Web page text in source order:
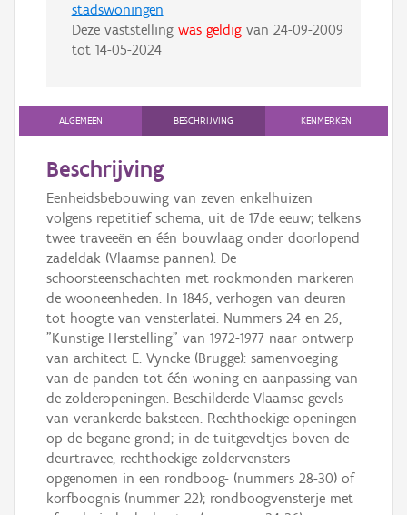
stadswoningen
Deze vaststelling was geldigvan 24-09-2009
tot 14-05-2024
ALGEMEEN BESCHRIJVING KENMERKEN
Beschrijving
Eenheidsbebouwing van zeven enkelhuizen
volgens repetitief schema, uit de 17de eeuw; telkens
twee traveeën en één bouwlaag onder doorlopend
zadeldak (Vlaamse pannen). De
schoorsteenschachten met rookmonden markeren
de wooneenheden. In 1846, verhogen van deuren
tot hoogte van vensterlatei. Nummers 24 en 26,
"Kunstige Herstelling" van 1972-1977 naar ontwerp
van architect E. Vyncke (Brugge): samenvoeging
van de panden tot één woning en aanpassing van
de zolderopeningen. Beschilderde Vlaamse gevels
van verankerde baksteen. Rechthoekige openingen
op de begane grond; in de tuitgeveltjes boven de
deurtravee, rechthoekige zoldervensters
opgenomen in een rondboog- (nummers 28-30) of
korfboognis (nummer 22); rondboogvensterje met